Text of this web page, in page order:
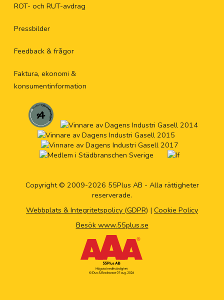
ROT- och RUT-avdrag
Pressbilder
Feedback & frågor
Faktura, ekonomi &
konsumentinformation
Copyright © 2009-2026 55Plus AB - Alla rättigheter
reserverade.
Webbplats & Integritetspolicy (GDPR) | Cookie Policy
Besök www.55plus.se